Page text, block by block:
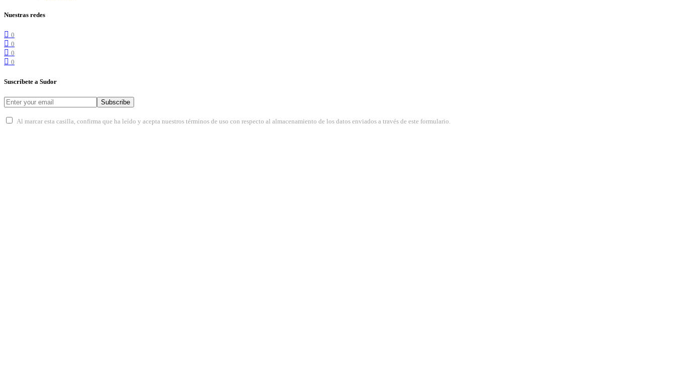
Nuestras redes
0
0
0
0
Suscríbete a Sudor
Subscribe
Al marcar esta casilla, confirma que ha leído y acepta nuestros términos de uso con respecto al almacenamiento de los datos enviados a través de este formulario.